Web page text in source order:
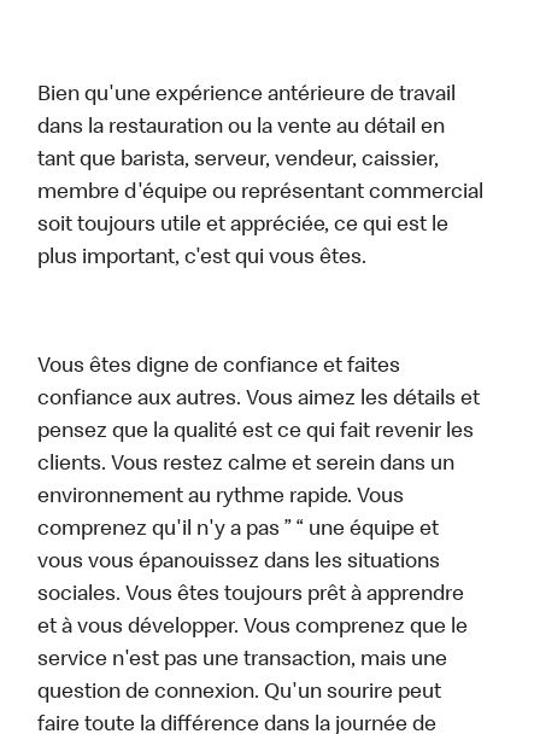
Bien qu'une expérience antérieure de travail
dans la restauration ou la vente au détail en
tant que barista, serveur, vendeur, caissier,
membre d'équipe ou représentant commercial
soit toujours utile et appréciée, ce qui est le
plus important, c'est qui vous êtes.
Vous êtes digne de confiance et faites
confiance aux autres. Vous aimez les détails et
pensez que la qualité est ce qui fait revenir les
clients. Vous restez calme et serein dans un
environnement au rythme rapide. Vous
comprenez qu'il n'y a pas ” “ une équipe et
vous vous épanouissez dans les situations
sociales. Vous êtes toujours prêt à apprendre
et à vous développer. Vous comprenez que le
service n'est pas une transaction, mais une
question de connexion. Qu'un sourire peut
faire toute la différence dans la journée de